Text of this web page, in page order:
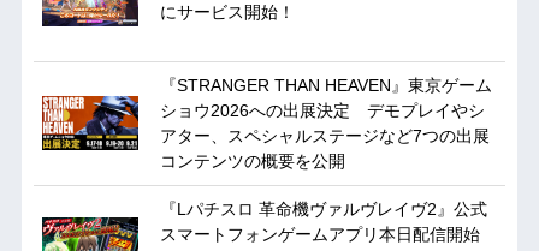
にサービス開始！
『STRANGER THAN HEAVEN』東京ゲーム
ショウ2026への出展決定 デモプレイやシ
アター、スペシャルステージなど7つの出展
コンテンツの概要を公開
『Lパチスロ 革命機ヴァルヴレイヴ2』公式
スマートフォンゲームアプリ本日配信開始